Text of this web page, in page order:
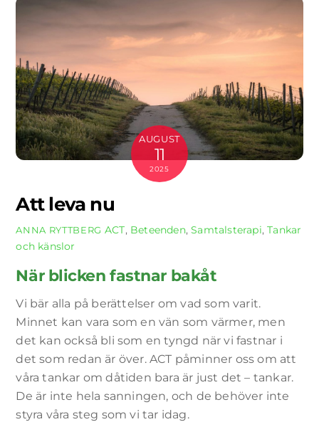
AUGUST
11
2025
Att leva nu
ANNA RYTTBERG ACT, Beteenden,Samtalsterapi,Tankar
och känslor
När blicken fastnar bakåt
Vi bär alla på berättelser om vad som varit.
Minnet kan vara som en vän som värmer, men
det kan också bli som en tyngd när vi fastnar i
det som redan är över. ACT påminner oss om att
våra tankar om dåtiden bara är just det – tankar.
De är inte hela sanningen, och de behöver inte
styra våra steg som vi tar idag.